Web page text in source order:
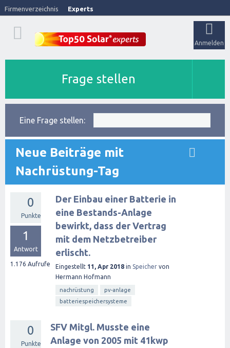
Firmenverzeichnis Experts
Anmelden
Frage stellen
Eine Frage stellen:
Neue Beiträge mit
Nachrüstung-Tag
0
Punkte
1
Antwort
1.176 Aufrufe
Der Einbau einer Batterie in
eine Bestands-Anlage
bewirkt, dass der Vertrag
mit dem Netzbetreiber
erlischt.
Eingestellt 11, Apr 2018 in Speicher von
Hermann Hofmann
nachrüstung
pv-anlage
batteriespeichersysteme
0
Punkte
SFV Mitgl. Musste eine
Anlage von 2005 mit 41kwp